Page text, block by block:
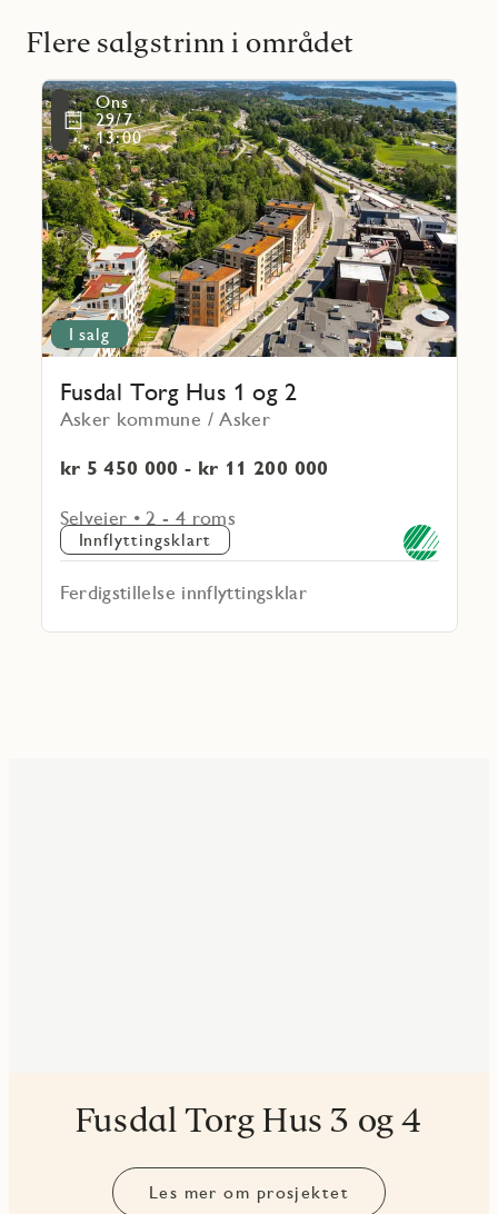
Flere salgstrinn i området
I salg
Fusdal Torg Hus 1 og 2
Asker kommune / Asker
kr 5 450 000 - kr 11 200 000
Selveier • 2 - 4 roms
Innflyttingsklart
Ferdigstillelse innflyttingsklar
Ons
29/7
13:00
Les
mer
om
Fusdal
Torg
Hus
1
og
2
Fusdal Torg Hus 3 og 4
Les mer om prosjektet